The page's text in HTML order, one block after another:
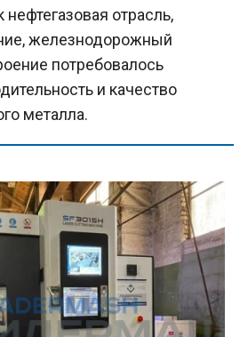
нефтегазовая отрасль,
железнодорожный
потребовалось
и качество
металла.